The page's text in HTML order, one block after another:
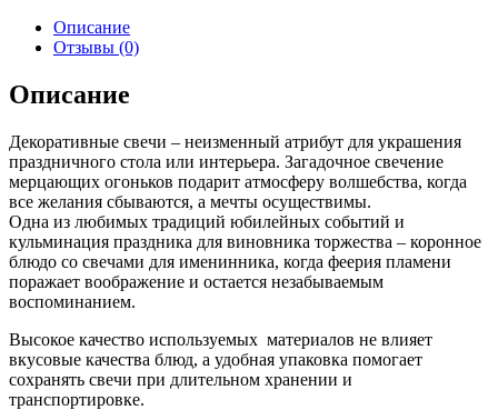
Описание
Отзывы (0)
Описание
Декоративные свечи – неизменный атрибут для украшения
праздничного стола или интерьера. Загадочное свечение
мерцающих огоньков подарит атмосферу волшебства, когда
все желания сбываются, а мечты осуществимы.
Одна из любимых традиций юбилейных событий и
кульминация праздника для виновника торжества – коронное
блюдо со свечами для именинника, когда феерия пламени
поражает воображение и остается незабываемым
воспоминанием.
Высокое качество используемых материалов не влияет
вкусовые качества блюд, а удобная упаковка помогает
сохранять свечи при длительном хранении и
транспортировке.